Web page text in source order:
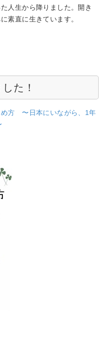
人生から降りました。開き
素直に生きています。
た！
め方 〜日本にいながら、1年